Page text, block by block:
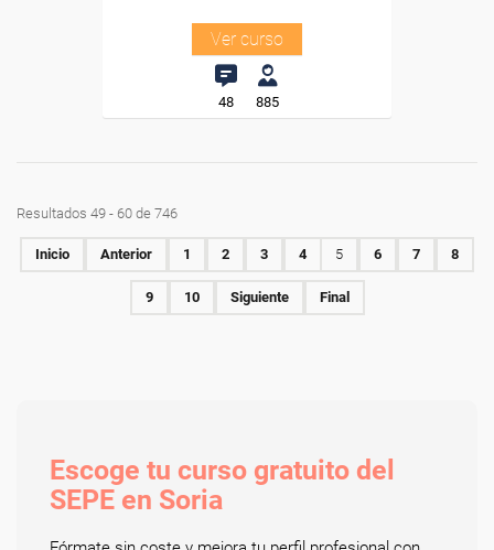
Ver curso
48 885
Resultados 49 - 60 de 746
Inicio Anterior 1 2 3 4 5 6 7 8
9 10 Siguiente Final
Escoge tu curso gratuito del
SEPE en Soria